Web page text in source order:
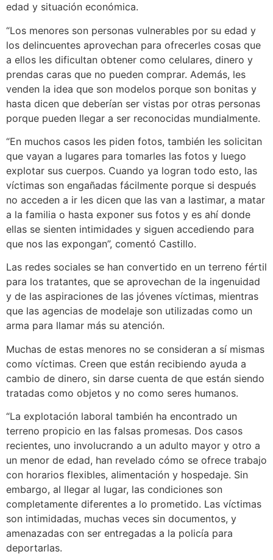
edad y situación económica.
“Los menores son personas vulnerables por su edad y
los delincuentes aprovechan para ofrecerles cosas que
a ellos les dificultan obtener como celulares, dinero y
prendas caras que no pueden comprar. Además, les
venden la idea que son modelos porque son bonitas y
hasta dicen que deberían ser vistas por otras personas
porque pueden llegar a ser reconocidas mundialmente.
“En muchos casos les piden fotos, también les solicitan
que vayan a lugares para tomarles las fotos y luego
explotar sus cuerpos. Cuando ya logran todo esto, las
víctimas son engañadas fácilmente porque si después
no acceden a ir les dicen que las van a lastimar, a matar
a la familia o hasta exponer sus fotos y es ahí donde
ellas se sienten intimidades y siguen accediendo para
que nos las expongan”, comentó Castillo.
Las redes sociales se han convertido en un terreno fértil
para los tratantes, que se aprovechan de la ingenuidad
y de las aspiraciones de las jóvenes víctimas, mientras
que las agencias de modelaje son utilizadas como un
arma para llamar más su atención.
Muchas de estas menores no se consideran a sí mismas
como víctimas. Creen que están recibiendo ayuda a
cambio de dinero, sin darse cuenta de que están siendo
tratadas como objetos y no como seres humanos.
“La explotación laboral también ha encontrado un
terreno propicio en las falsas promesas. Dos casos
recientes, uno involucrando a un adulto mayor y otro a
un menor de edad, han revelado cómo se ofrece trabajo
con horarios flexibles, alimentación y hospedaje. Sin
embargo, al llegar al lugar, las condiciones son
completamente diferentes a lo prometido. Las víctimas
son intimidadas, muchas veces sin documentos, y
amenazadas con ser entregadas a la policía para
deportarlas.